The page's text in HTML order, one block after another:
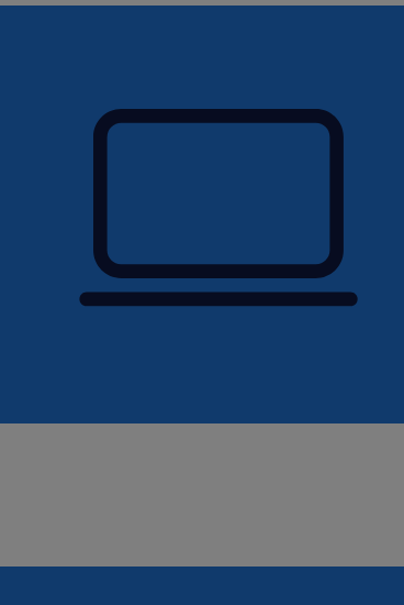
Adviseren op locatie: Je kijkt
weg en stuurt bij waar nodig, wat
waar collega's en weggebruikers
internationale club met een nuchtere
nummer bent. Wat ze echt uniek
Klinkt interessant hé? Vinden wij